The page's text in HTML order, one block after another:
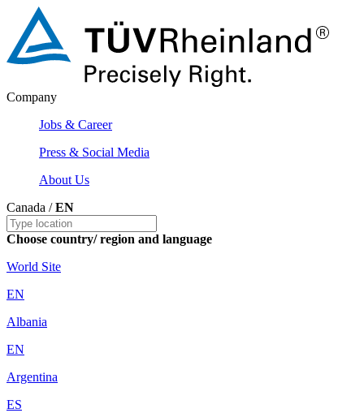
Company
Jobs & Career
Press & Social Media
About Us
Canada /EN
Choose country/ region and language
World Site
EN
Albania
EN
Argentina
ES